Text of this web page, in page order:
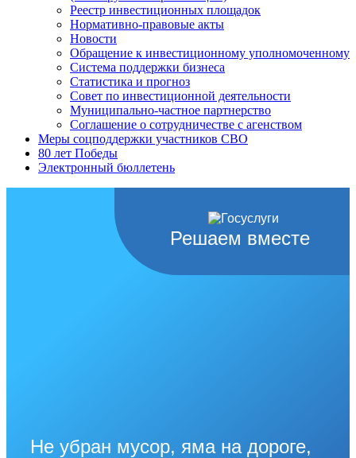
Реестр инвестиционных площадок
Нормативно-правовые акты
Новости
Обращение к инвестиционному уполномоченному
Система поддержки бизнеса
Статистика и прогноз
Совет по инвестиционной деятельности
Муниципально-частное партнерство
Соглашение о сотрудничестве с агенством
Меры соцподдержки участников СВО
80 лет Победы
Электронный бюллетень
Решаем вместе
Не убран мусор, яма на дороге,